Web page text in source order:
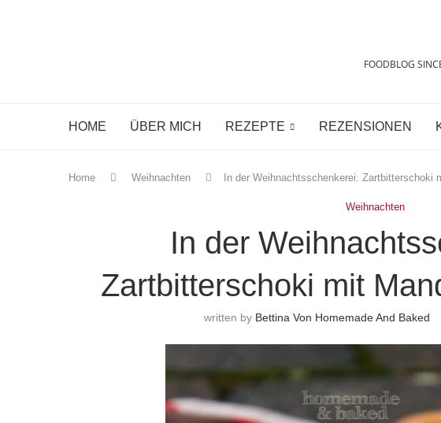
FOODBLOG
HOME ÜBER MICH REZEPTE REZENSIONEN
Home Weihnachten In der Weihnachtsschenkerei: Zartbitterschoki
Weihnachten
In der
Zartbitterschoki mit
written by Bettina Von Homemade And Baked